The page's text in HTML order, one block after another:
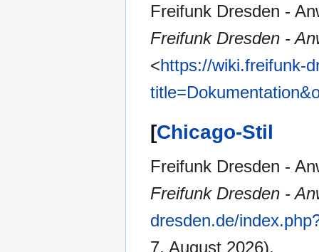
Freifunk Dresden -
Freifunk Dresden -
<https://wiki.freifunk-
[Chicago-Stil
Freifunk Dresden -
Freifunk Dresden -
dresden.de/
7. August 2026).